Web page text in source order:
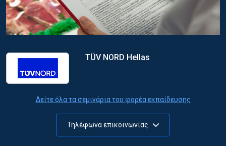
TÜV NORD Hellas
Δείτε όλα τα σεμινάρια του φορέα εκπαίδευσης
Τηλέφωνα επικοινωνίας